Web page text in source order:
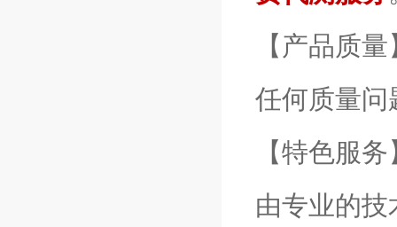
【产品质
任何质量问
【特色服
由专业的